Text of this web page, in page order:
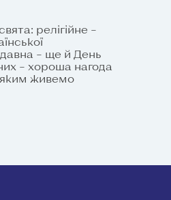
релігійне –
– ще й День
– хороша нагода
яким живемо